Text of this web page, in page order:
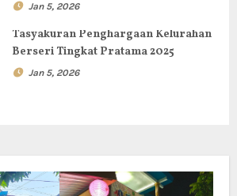
Jan 5, 2026
Tasyakuran Penghargaan Kelurahan
Berseri Tingkat Pratama 2025
Jan 5, 2026